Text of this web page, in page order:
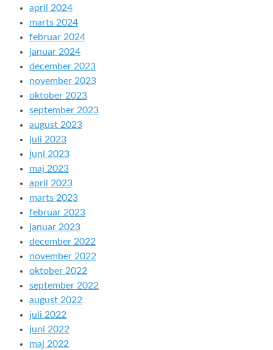
april 2024
marts 2024
februar 2024
januar 2024
december 2023
november 2023
oktober 2023
september 2023
august 2023
juli 2023
juni 2023
maj 2023
april 2023
marts 2023
februar 2023
januar 2023
december 2022
november 2022
oktober 2022
september 2022
august 2022
juli 2022
juni 2022
maj 2022